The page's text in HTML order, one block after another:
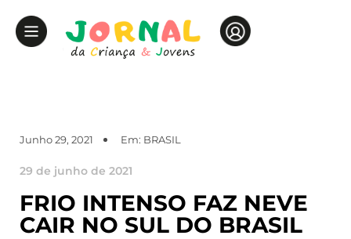
Junho 29, 2021 Em: BRASIL
29 de junho de 2021
FRIO INTENSO FAZ NEVE
CAIR NO SUL DO BRASIL